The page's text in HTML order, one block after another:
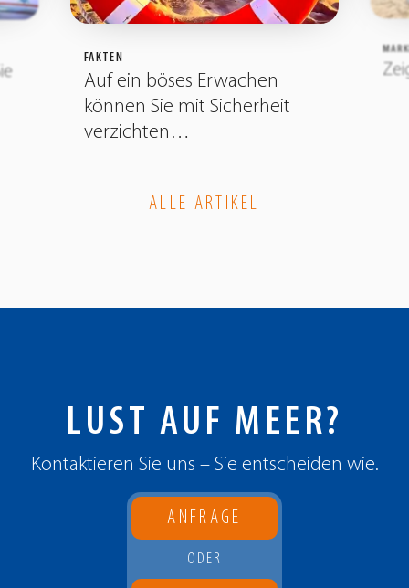
FAKTEN
Auf ein böses Erwachen
können Sie mit Sicherheit
verzichten…
ALLE ARTIKEL
LUST AUF MEER?
Kontaktieren Sie uns – Sie entscheiden wie.
ANFRAGE
ODER